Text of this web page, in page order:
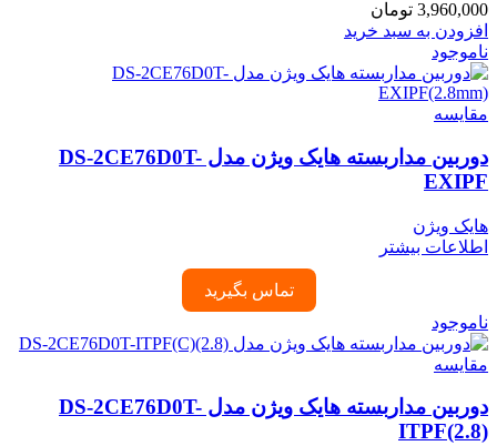
3,960,000 تومان
افزودن به سبد خرید
ناموجود
مقایسه
دوربین مداربسته هایک ویژن مدل DS-2CE76D0T-
EXIPF
هایک ویژن
اطلاعات بیشتر
تماس بگیرید
ناموجود
مقایسه
دوربین مداربسته هایک ویژن مدل DS-2CE76D0T-
ITPF(2.8)